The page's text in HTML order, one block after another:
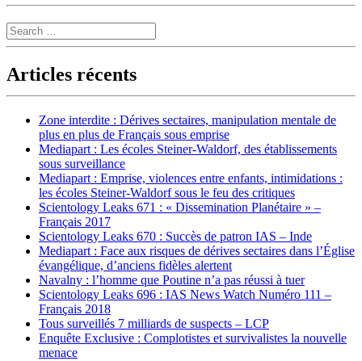
Search
Articles récents
Zone interdite : Dérives sectaires, manipulation mentale de
plus en plus de Français sous emprise
Mediapart : Les écoles Steiner-Waldorf, des établissements
sous surveillance
Mediapart : Emprise, violences entre enfants, intimidations :
les écoles Steiner-Waldorf sous le feu des critiques
Scientology Leaks 671 : « Dissemination Planétaire » –
Français 2017
Scientology Leaks 670 : Succès de patron IAS – Inde
Mediapart : Face aux risques de dérives sectaires dans l’Église
évangélique, d’anciens fidèles alertent
Navalny : l’homme que Poutine n’a pas réussi à tuer
Scientology Leaks 696 : IAS News Watch Numéro 111 –
Français 2018
Tous surveillés 7 milliards de suspects – LCP
Enquête Exclusive : Complotistes et survivalistes la nouvelle
menace